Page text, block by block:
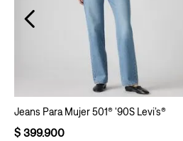
Agregar al carrito
Jeans Para Mujer 501® '90S Levi’s®
$ 399.900